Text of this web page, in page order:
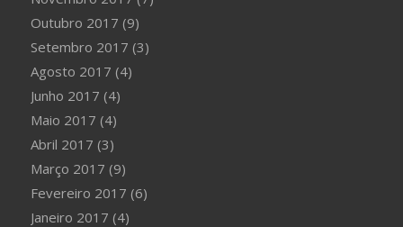
Outubro 2017 (9)
Setembro 2017 (3)
Agosto 2017 (4)
Junho 2017 (4)
Maio 2017 (4)
Abril 2017 (3)
Março 2017 (9)
Fevereiro 2017 (6)
Janeiro 2017 (4)